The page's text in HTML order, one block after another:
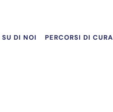
SU DI NOI PERCORSI DI CURA